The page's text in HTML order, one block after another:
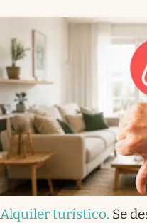
Alquiler turístico. Se